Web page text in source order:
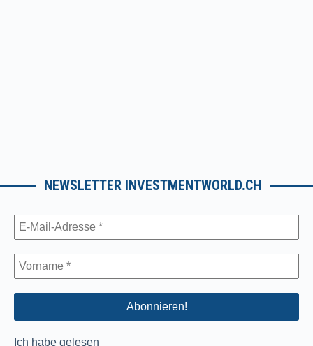
NEWSLETTER INVESTMENTWORLD.CH
Ich habe gelesen